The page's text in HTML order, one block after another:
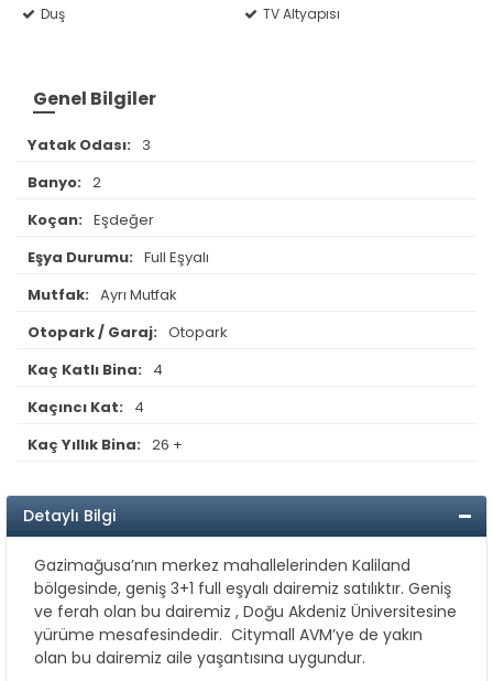
Duş
TV Altyapısı
Genel Bilgiler
Yatak Odası: 3
Banyo: 2
Koçan: Eşdeğer
Eşya Durumu: Full Eşyalı
Mutfak: Ayrı Mutfak
Otopark / Garaj: Otopark
Kaç Katlı Bina: 4
Kaçıncı Kat: 4
Kaç Yıllık Bina: 26 +
Detaylı Bilgi
Gazimağusa’nın merkez mahallelerinden Kaliland
bölgesinde, geniş 3+1 full eşyalı dairemiz satılıktır. Geniş
ve ferah olan bu dairemiz , Doğu Akdeniz Üniversitesine
yürüme mesafesindedir. Citymall AVM’ye de yakın
olan bu dairemiz aile yaşantısına uygundur.